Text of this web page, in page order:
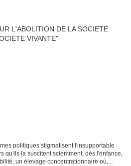
politiques stigmatisent l'insupportable
qu'ils la suscitent sciemment, dès l'enfance,
un élevage concentrationnaire où,